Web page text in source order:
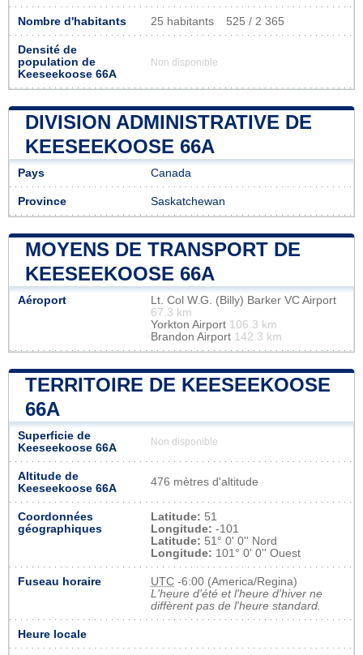
Nombre d'habitants 25 habitants 525 / 2 365
Densité de
population de
Keeseekoose 66A
Non disponible
DIVISION ADMINISTRATIVE DE
KEESEEKOOSE 66A
Pays Canada
Province Saskatchewan
MOYENS DE TRANSPORT DE
KEESEEKOOSE 66A
Aéroport
Lt. Col W.G. (Billy) Barker VC Airport
67.3 km
Yorkton Airport 106.3 km
Brandon Airport 142.3 km
TERRITOIRE DE KEESEEKOOSE
66A
Superficie de
Keeseekoose 66A
Non disponible
Altitude de
Keeseekoose 66A
476 mètres d'altitude
Coordonnées
géographiques
Latitude: 51
Longitude: -101
Latitude: 51° 0' 0'' Nord
Longitude: 101° 0' 0'' Ouest
Fuseau horaire UTC -6:00 (America/Regina)
L'heure d'été et l'heure d'hiver ne
diffèrent pas de l'heure standard.
Heure locale